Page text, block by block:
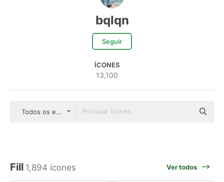
bqlqn
Seguir
ÍCONES
13,100
Todos os estilos
Fill 1,894 ícones Ver todos